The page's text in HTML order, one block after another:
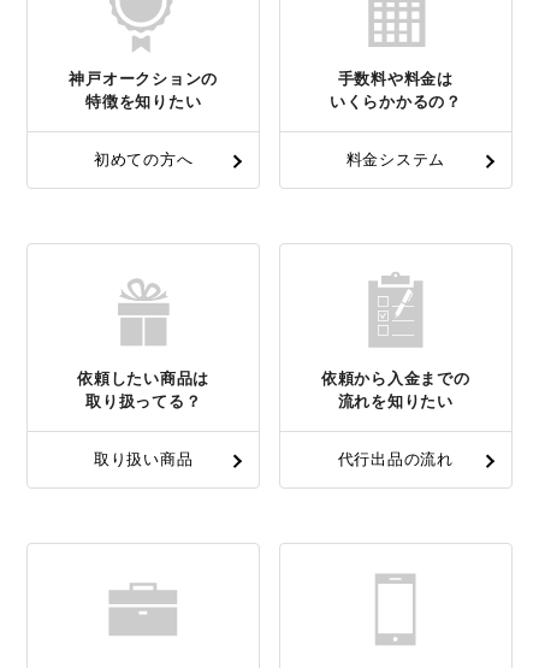
神戸オークションの
特徴を知りたい
初めての方へ
手数料や料金は
いくらかかるの？
料金システム
依頼したい商品は
取り扱ってる？
取り扱い商品
依頼から入金までの
流れを知りたい
代行出品の流れ